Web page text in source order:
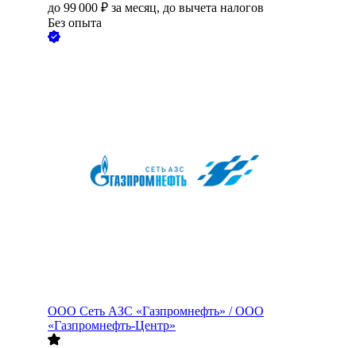
до 99 000 ₽ за месяц, до вычета налогов
Без опыта
ООО Сеть АЗС «Газпромнефть» / ООО
«Газпромнефть-Центр»